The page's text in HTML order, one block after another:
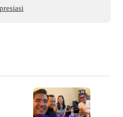
Tokoh & Organisasi